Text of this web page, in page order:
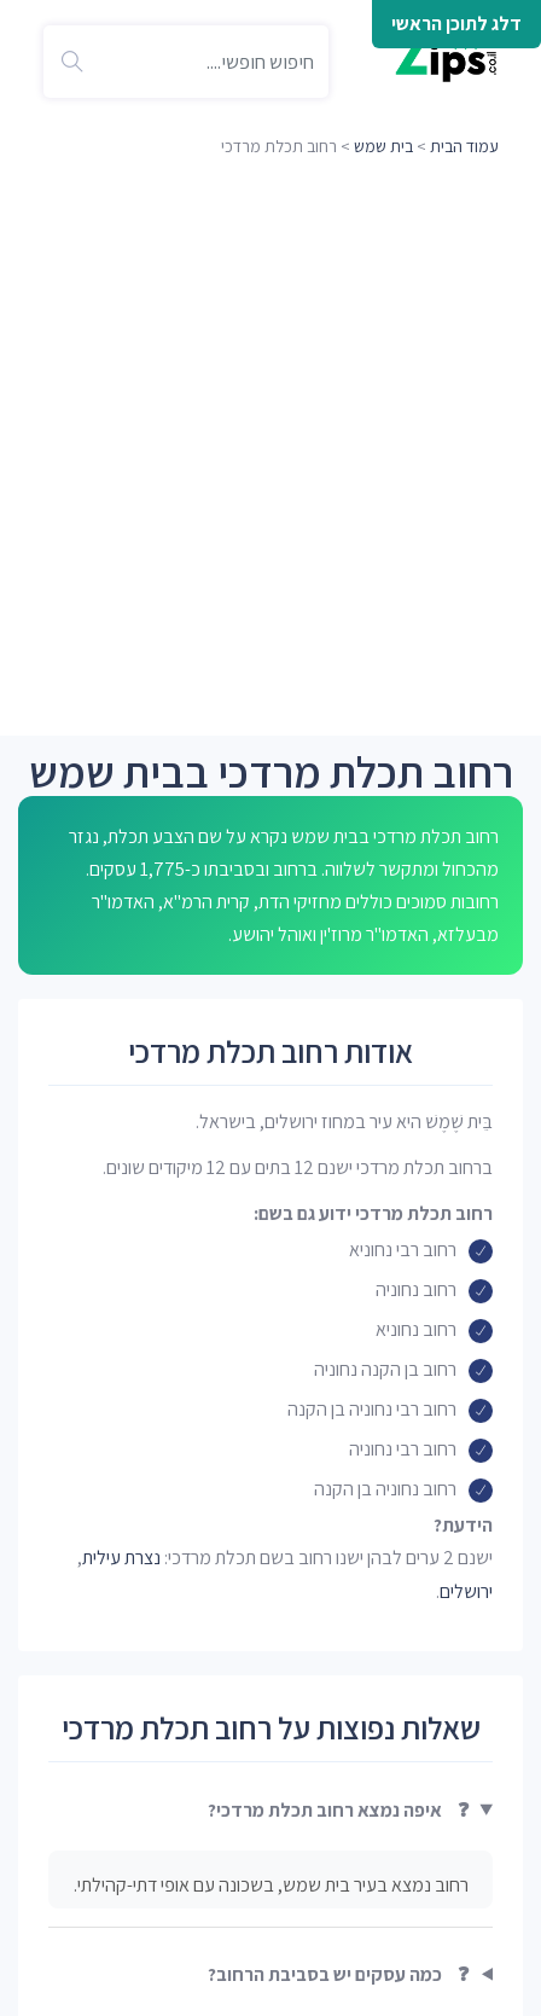
דלג לתוכן הראשי
עמוד הבית > בית שמש > רחוב תכלת מרדכי
רחוב תכלת מרדכי בבית שמש
רחוב תכלת מרדכי בבית שמש נקרא על שם הצבע תכלת, נגזר
מהכחול ומתקשר לשלווה. ברחוב ובסביבתו כ-1,775 עסקים.
רחובות סמוכים כוללים מחזיקי הדת, קרית הרמ"א, האדמו"ר
מבעלזא, האדמו"ר מרוז'ין ואוהל יהושע.
אודות רחוב תכלת מרדכי
בֵּית שֶׁמֶשׁ היא עיר במחוז ירושלים, בישראל.
ברחוב תכלת מרדכי ישנם 12 בתים עם 12 מיקודים שונים.
רחוב תכלת מרדכי ידוע גם בשם:
רחוב רבי נחוניא
רחוב נחוניה
רחוב נחוניא
רחוב בן הקנה נחוניה
רחוב רבי נחוניה בן הקנה
רחוב רבי נחוניה
רחוב נחוניה בן הקנה
הידעת?
ישנם 2 ערים לבהן ישנו רחוב בשם תכלת מרדכי:
נצרת עילית,
ירושלים.
שאלות נפוצות על רחוב תכלת מרדכי
❓ איפה נמצא רחוב תכלת מרדכי?
רחוב נמצא בעיר בית שמש, בשכונה עם אופי דתי-קהילתי.
❓ כמה עסקים יש בסביבת הרחוב?